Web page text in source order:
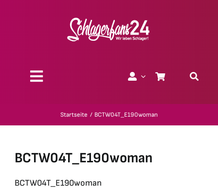
Toggle
Startseite BCTW04T_E190woman
BCTW04T_E190woman
BCTW04T_E190woman